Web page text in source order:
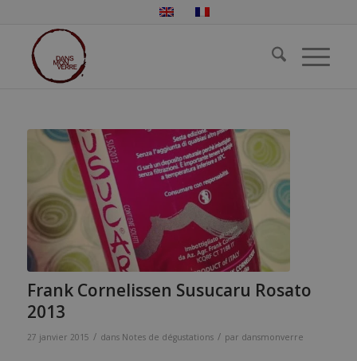
Frank Cornelissen Susucaru Rosato
2013
27 janvier 2015 / dans Notes de dégustations / par dansmonverre